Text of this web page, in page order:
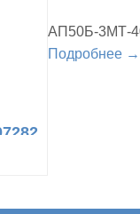
АП50Б-3МТ-
Подробнее →